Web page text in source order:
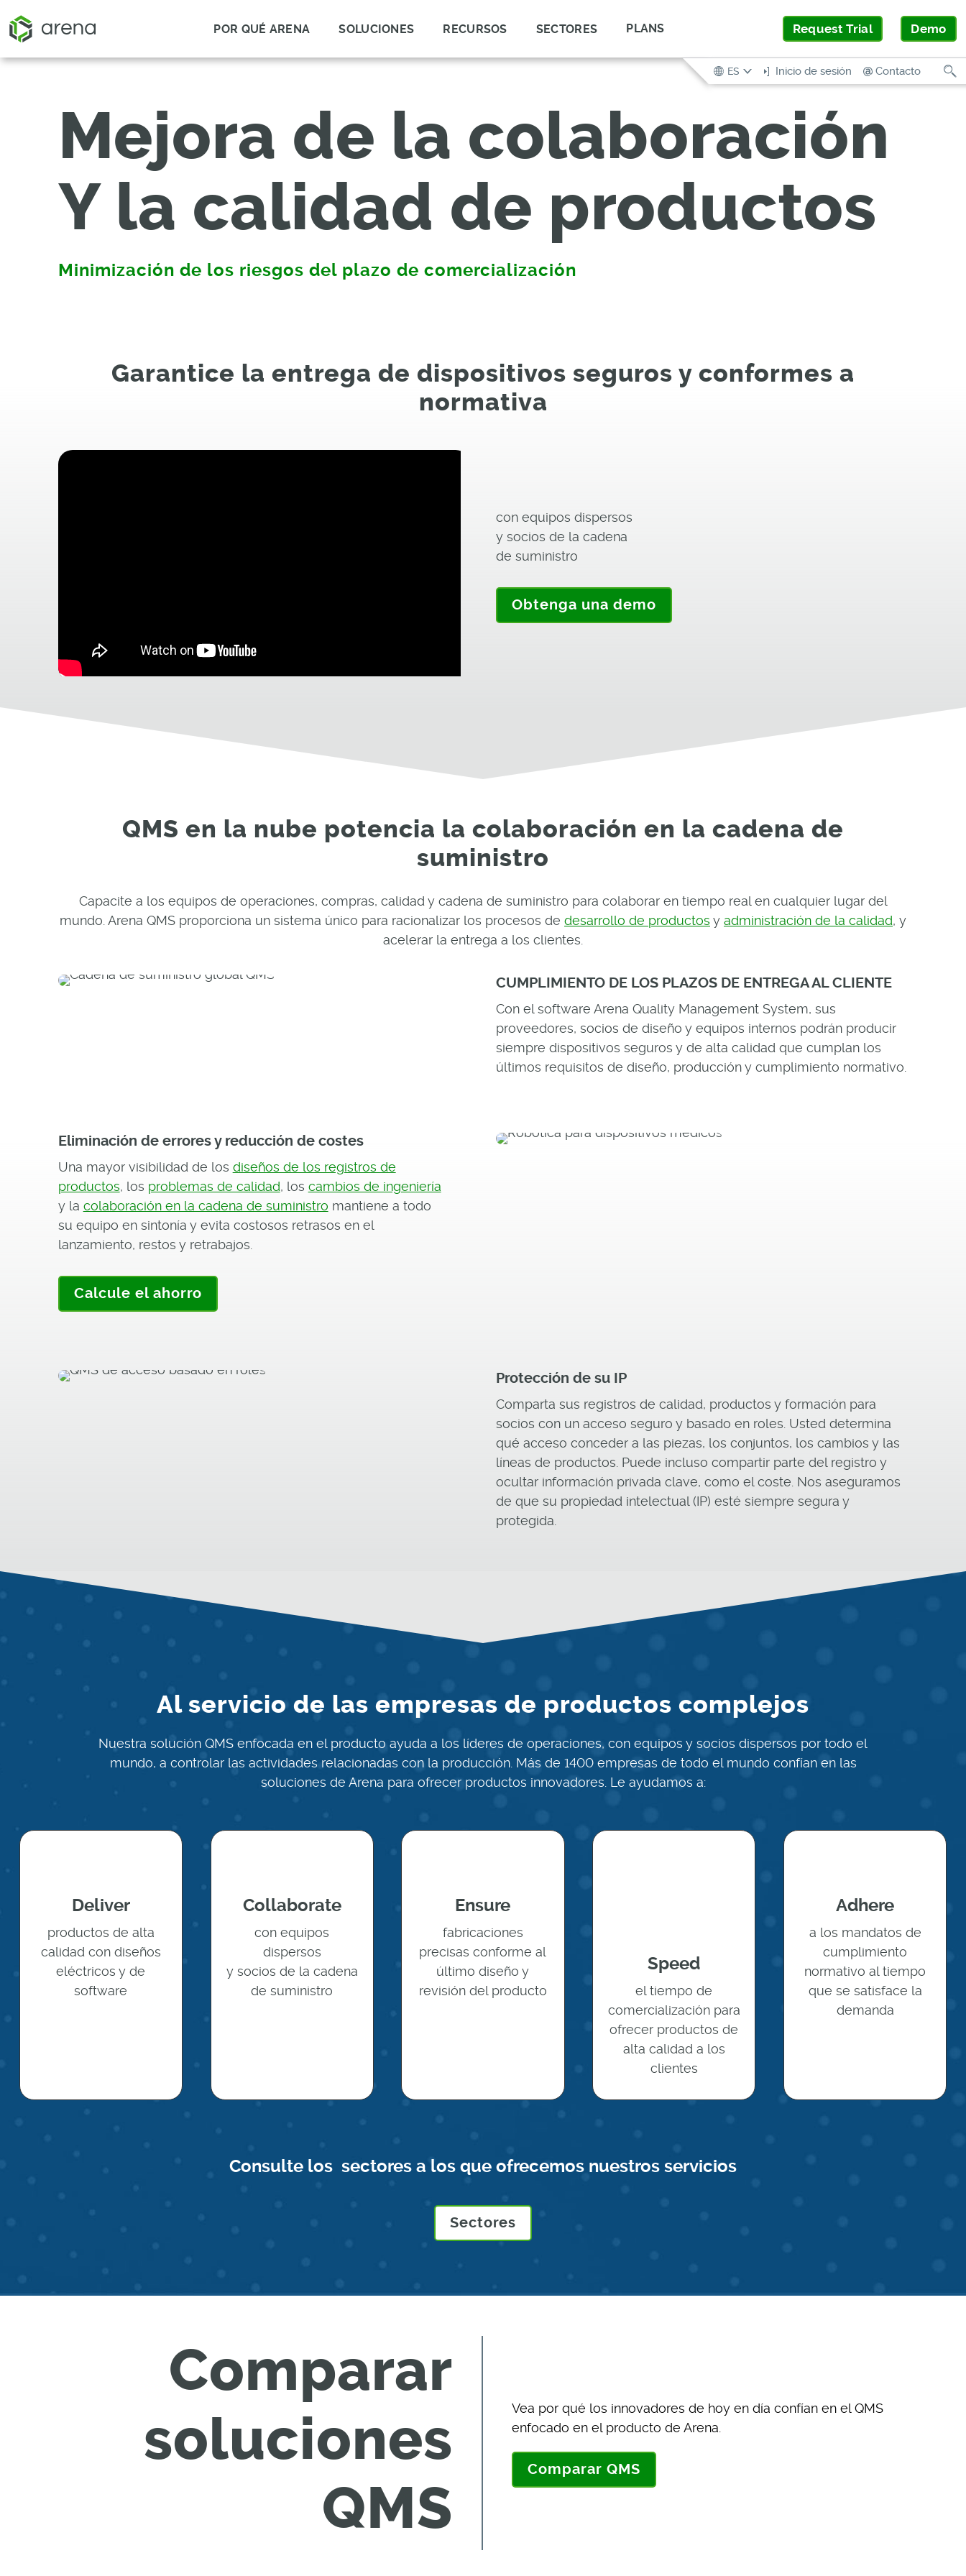
POR QUÉ ARENA SOLUCIONES RECURSOS SECTORES PLANS Request Trial Demo
ES Inicio de sesión Contacto
Mejora de la colaboración
Y la calidad de productos
Minimización de los riesgos del plazo de comercialización
Garantice la entrega de dispositivos seguros y conformes a
normativa
con equipos dispersos
y socios de la cadena
de suministro
Obtenga una demo
QMS en la nube potencia la colaboración en la cadena de
suministro
Capacite a los equipos de operaciones, compras, calidad y cadena de suministro para colaborar en tiempo real en cualquier lugar del
mundo. Arena QMS proporciona un sistema único para racionalizar los procesos de desarrollo de productos y administración de la calidad, y
acelerar la entrega a los clientes.
CUMPLIMIENTO DE LOS PLAZOS DE ENTREGA AL CLIENTE
Con el software Arena Quality Management System, sus
proveedores, socios de diseño y equipos internos podrán producir
siempre dispositivos seguros y de alta calidad que cumplan los
últimos requisitos de diseño, producción y cumplimiento normativo.
Eliminación de errores y reducción de costes
Una mayor visibilidad de los diseños de los registros de
productos, los problemas de calidad, los cambios de ingeniería
y la colaboración en la cadena de suministro mantiene a todo
su equipo en sintonía y evita costosos retrasos en el
lanzamiento, restos y retrabajos.
Calcule el ahorro
Protección de su IP
Comparta sus registros de calidad, productos y formación para
socios con un acceso seguro y basado en roles. Usted determina
qué acceso conceder a las piezas, los conjuntos, los cambios y las
líneas de productos. Puede incluso compartir parte del registro y
ocultar información privada clave, como el coste. Nos aseguramos
de que su propiedad intelectual (IP) esté siempre segura y
protegida.
Al servicio de las empresas de productos complejos
Nuestra solución QMS enfocada en el producto ayuda a los líderes de operaciones, con equipos y socios dispersos por todo el
mundo, a controlar las actividades relacionadas con la producción. Más de 1400 empresas de todo el mundo confían en las
soluciones de Arena para ofrecer productos innovadores. Le ayudamos a:
Deliver
productos de alta
calidad con diseños
eléctricos y de
software
Collaborate
con equipos
dispersos
y socios de la cadena
de suministro
Ensure
fabricaciones
precisas conforme al
último diseño y
revisión del producto
Speed
el tiempo de
comercialización para
ofrecer productos de
alta calidad a los
clientes
Adhere
a los mandatos de
cumplimiento
normativo al tiempo
que se satisface la
demanda
Consulte los sectores a los que ofrecemos nuestros servicios
Sectores
Comparar
soluciones
QMS
Vea por qué los innovadores de hoy en día confían en el QMS
enfocado en el producto de Arena.
Comparar QMS